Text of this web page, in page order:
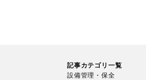
記事カテゴリ一覧
設備管理・保全